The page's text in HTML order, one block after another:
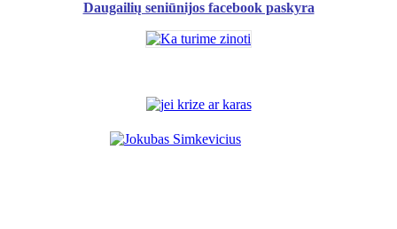
Daugailių seniūnijos facebook paskyra